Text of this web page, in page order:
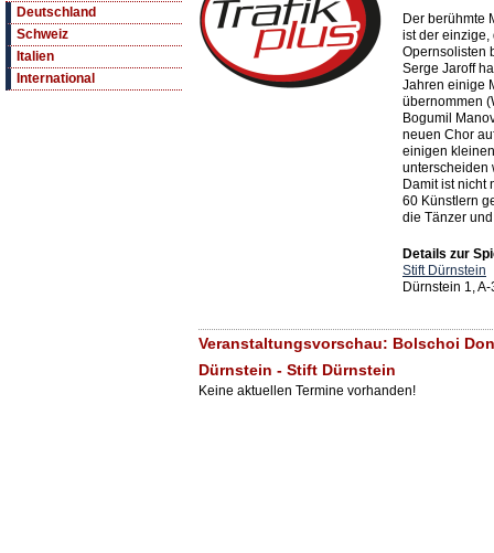
Deutschland
Schweiz
Italien
International
Der berühmte
ist der
Opernsolisten
Serge Jaroff
Jahren einige
übernommen
Bogumil
neuen Chor
einigen
unterscheiden
Damit ist nicht
60 Künstlern
die Tänzer
Details zur
Stift Dürnstein
Dürnstein 1,
Veranstaltungsvorschau: Bolschoi
Dürnstein - Stift Dürnstein
Keine aktuellen Termine vorhanden!